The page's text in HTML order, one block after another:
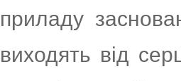
приладу
виходять від